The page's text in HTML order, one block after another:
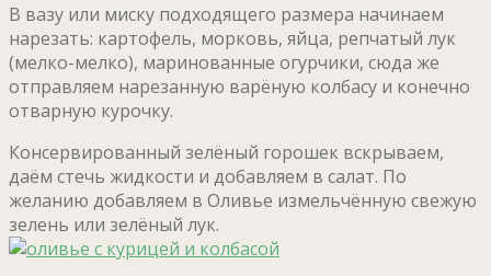
В вазу или миску подходящего размера начинаем
нарезать: картофель, морковь, яйца, репчатый лук
(мелко-мелко), маринованные огурчики, сюда же
отправляем нарезанную варёную колбасу и конечно
отварную курочку.
Консервированный зелёный горошек вскрываем,
даём стечь жидкости и добавляем в салат. По
желанию добавляем в Оливье измельчённую свежую
зелень или зелёный лук.